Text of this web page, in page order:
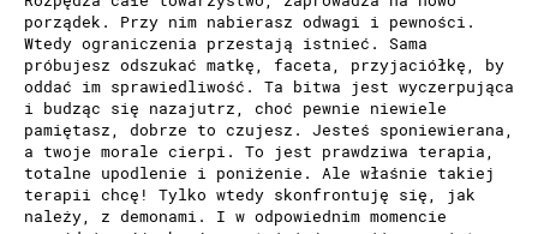
porządek. Przy nim nabierasz odwagi i pewności.
Wtedy ograniczenia przestają istnieć. Sama
próbujesz odszukać matkę, faceta, przyjaciółkę, by
oddać im sprawiedliwość. Ta bitwa jest wyczerpująca
i budząc się nazajutrz, choć pewnie niewiele
pamiętasz, dobrze to czujesz. Jesteś sponiewierana,
a twoje morale cierpi. To jest prawdziwa terapia,
totalne upodlenie i poniżenie. Ale właśnie takiej
terapii chcę! Tylko wtedy skonfrontuję się, jak
należy, z demonami. I w odpowiednim momencie